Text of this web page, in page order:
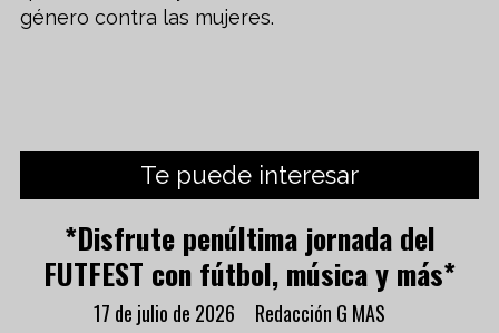
género contra las mujeres.
Te puede interesar
*Disfrute penúltima jornada del
FUTFEST con fútbol, música y más*
Redacción G MAS
17 de julio de 2026